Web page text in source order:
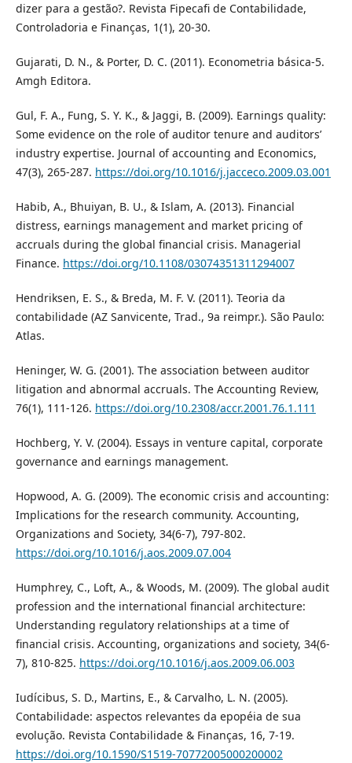
dizer para a gestão?. Revista Fipecafi de Contabilidade,
Controladoria e Finanças, 1(1), 20-30.
Gujarati, D. N., & Porter, D. C. (2011). Econometria básica-5.
Amgh Editora.
Gul, F. A., Fung, S. Y. K., & Jaggi, B. (2009). Earnings quality:
Some evidence on the role of auditor tenure and auditors’
industry expertise. Journal of accounting and Economics,
47(3), 265-287. https://doi.org/10.1016/j.jacceco.2009.03.001
Habib, A., Bhuiyan, B. U., & Islam, A. (2013). Financial
distress, earnings management and market pricing of
accruals during the global financial crisis. Managerial
Finance. https://doi.org/10.1108/03074351311294007
Hendriksen, E. S., & Breda, M. F. V. (2011). Teoria da
contabilidade (AZ Sanvicente, Trad., 9a reimpr.). São Paulo:
Atlas.
Heninger, W. G. (2001). The association between auditor
litigation and abnormal accruals. The Accounting Review,
76(1), 111-126. https://doi.org/10.2308/accr.2001.76.1.111
Hochberg, Y. V. (2004). Essays in venture capital, corporate
governance and earnings management.
Hopwood, A. G. (2009). The economic crisis and accounting:
Implications for the research community. Accounting,
Organizations and Society, 34(6-7), 797-802.
https://doi.org/10.1016/j.aos.2009.07.004
Humphrey, C., Loft, A., & Woods, M. (2009). The global audit
profession and the international financial architecture:
Understanding regulatory relationships at a time of
financial crisis. Accounting, organizations and society, 34(6-
7), 810-825. https://doi.org/10.1016/j.aos.2009.06.003
Iudícibus, S. D., Martins, E., & Carvalho, L. N. (2005).
Contabilidade: aspectos relevantes da epopéia de sua
evolução. Revista Contabilidade & Finanças, 16, 7-19.
https://doi.org/10.1590/S1519-70772005000200002